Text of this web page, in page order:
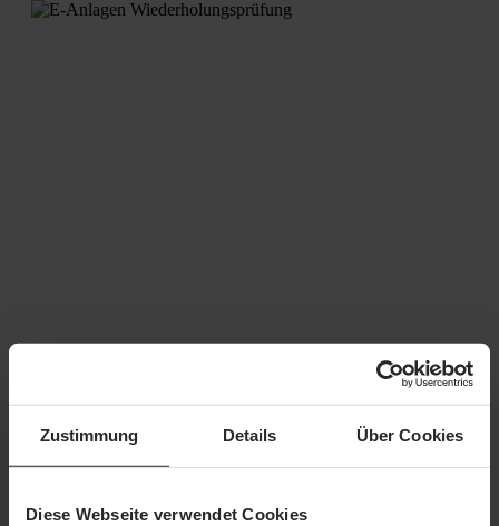
Zustimmung Details Über Cookies
Diese Webseite verwendet Cookies
Beschreibung
Kursinhalte Welche unterschiedlichen